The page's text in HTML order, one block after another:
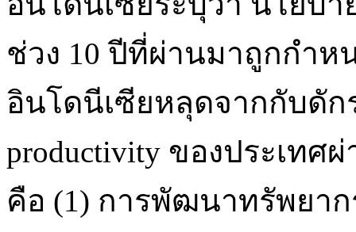
ช่วง 10 ปีที่ผ่านมาถูกกำ
อินโดนีเซียหลุดจากกับดัก
productivity ของประเทศ
คือ (1) การพัฒนาทรัพยา